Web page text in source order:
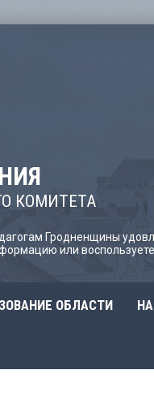
КОМИТЕТА
Гродненщины
или
ОБЛАСТИ